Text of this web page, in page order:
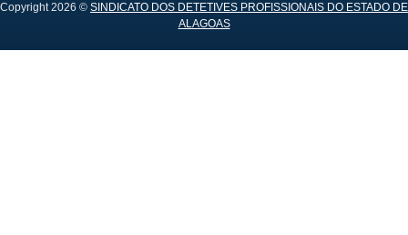
Copyright 2026 © SINDICATO DOS DETETIVES PROFISSIONAIS DO ESTADO DE
ALAGOAS